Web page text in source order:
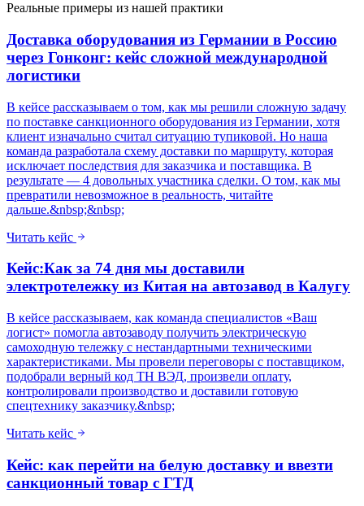
Реальные примеры из нашей практики
Доставка оборудования из Германии в Россию
через Гонконг: кейс сложной международной
логистики
В кейсе рассказываем о том, как мы решили сложную задачу
по поставке санкционного оборудования из Германии, хотя
клиент изначально считал ситуацию тупиковой. Но наша
команда разработала схему доставки по маршруту, которая
исключает последствия для заказчика и поставщика. В
результате — 4 довольных участника сделки. О том, как мы
превратили невозможное в реальность, читайте
дальше.&nbsp;&nbsp;
Читать кейс
Кейс:Как за 74 дня мы доставили
электротележку из Китая на автозавод в Калугу
В кейсе рассказываем, как команда специалистов «Ваш
логист» помогла автозаводу получить электрическую
самоходную тележку с нестандартными техническими
характеристиками. Мы провели переговоры с поставщиком,
подобрали верный код ТН ВЭД, произвели оплату,
контролировали производство и доставили готовую
спецтехнику заказчику.&nbsp;
Читать кейс
Кейс: как перейти на белую доставку и ввезти
санкционный товар с ГТД